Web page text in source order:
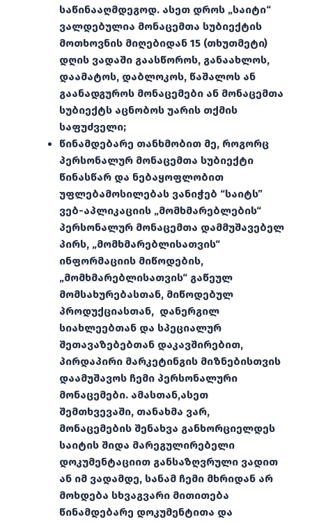
საწინააღმდეგოდ. ასეთ დროს „საიტი“
ვალდებულია მონაცემთა სუბიექტის
მოთხოვნის მიღებიდან 15 (თხუთმეტი)
დღის ვადაში გაასწოროს, განაახლოს,
დაამატოს, დაბლოკოს, წაშალოს ან
გაანადგუროს მონაცემები ან მონაცემთა
სუბიექტს აცნობოს უარის თქმის
საფუძველი;
წინამდებარე თანხმობით მე, როგორც
პერსონალურ მონაცემთა სუბიექტი
წინასწარ და ნებაყოფლობით
უფლებამოსილებას ვანიჭებ “საიტს”
ვებ-აპლიკაციის „მომხმარებლების“
პერსონალურ მონაცემთა დამმუშავებელ
პირს, „მომხმარებლისათვის“
ინფორმაციის მიწოდების,
„მომხმარებლისათვის“ გაწეულ
მომსახურებასთან, მიწოდებულ
პროდუქციასთან, დანერგილ
სიახლეებთან და სპეციალურ
შეთავაზებებთან დაკავშირებით,
პირდაპირი მარკეტინგის მიზნებისთვის
დაამუშავოს ჩემი პერსონალური
მონაცემები. ამასთან,ასეთ
შემთხვევაში, თანახმა ვარ,
მონაცემების შენახვა განხორციელდეს
საიტის შიდა მარეგულირებელი
დოკუმენტაციით განსაზღვრული ვადით
ან იმ ვადამდე, სანამ ჩემი მხრიდან არ
მოხდება სხვაგვარი მითითება
წინამდებარე დოკუმენტითა და